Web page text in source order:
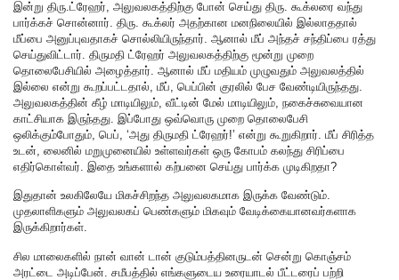
இன்று திரு.ட்ரேஹர், அலுவலகத்திற்கு போன் செய்து திரு. கூக்லரை வந்து
பார்க்கச் சொன்னார். திரு. கூக்லர் அதற்கான மனநிலையில் இல்லாததால்
மீப்பை அனுப்புவதாகச் சொல்லியிருந்தார். ஆனால் மீப் அந்தச் சந்திப்பை ரத்து
செய்துவிட்டார். திருமதி ட்ரேஹர் அலுவலகத்திற்கு மூன்று முறை
தொலைபேசியில் அழைத்தார். ஆனால் மீப் மதியம் முழுவதும் அலுவலத்தில்
இல்லை என்று கூறப்பட்டதால், மீப், பெப்பின் குரலில் பேச வேண்டியிருந்தது.
அலுவலகத்தின் கீழ் மாடியிலும், வீட்டின் மேல் மாடியிலும், நகைச்சுவையான
காட்சியாக இருந்தது. இப்போது ஒவ்வொரு முறை தொலைபேசி
ஒலிக்கும்போதும், பெப், ‘அது திருமதி ட்ரேஹர்!’ என்று கூறுகிறார். மீப் சிரித்த
உடன், லைனில் மறுமுனையில் உள்ளவர்கள் ஒரு கோபம் கலந்து சிரிப்பை
எதிர்கொள்வர். இதை உங்களால் கற்பனை செய்து பார்க்க முடிகிறதா?
இதுதான் உலகிலேயே மிகச்சிறந்த அலுவலகமாக இருக்க வேண்டும்.
முதலாளிகளும் அலுவலகப் பெண்களும் மிகவும் வேடிக்கையானவர்களாக
இருக்கிறார்கள்.
சில மாலைகளில் நான் வான் டான் குடும்பத்தினருடன் சென்று கொஞ்சம்
அரட்டை அடிப்பேன். சமீபத்தில் எங்களுடைய உரையாடல் பீட்டரைப் பற்றி